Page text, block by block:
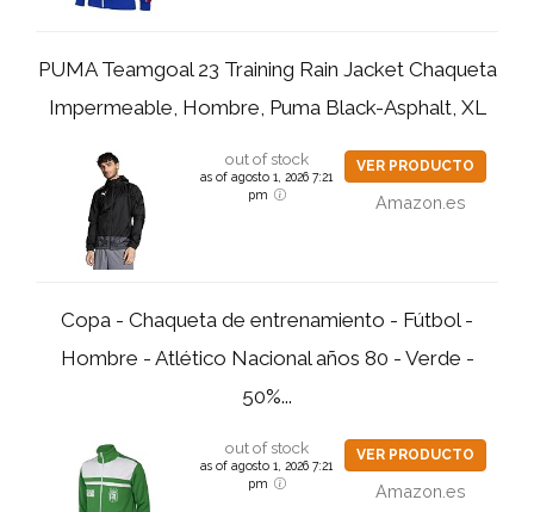
PUMA Teamgoal 23 Training Rain Jacket Chaqueta
Impermeable, Hombre, Puma Black-Asphalt, XL
out of stock
as of agosto 1, 2026 7:21
pm
VER PRODUCTO
Amazon.es
Copa - Chaqueta de entrenamiento - Fútbol -
Hombre - Atlético Nacional años 80 - Verde -
50%...
out of stock
as of agosto 1, 2026 7:21
pm
VER PRODUCTO
Amazon.es